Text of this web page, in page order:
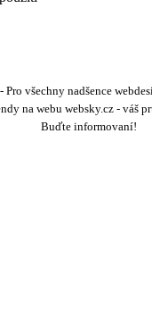
Pro všechny nadšence
na webu websky.cz - váš
Buďte informovaní!